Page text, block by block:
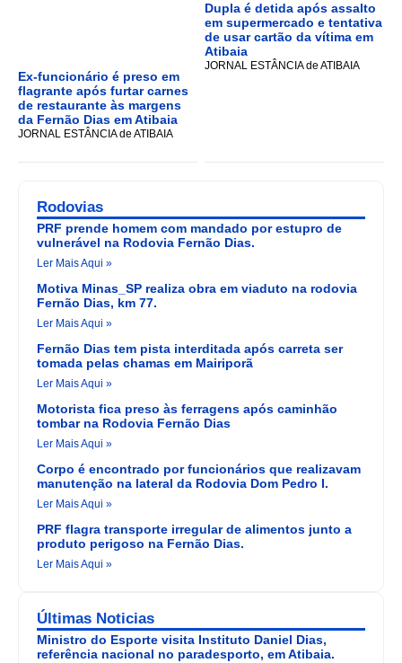
Ex-funcionário é preso em
flagrante após furtar carnes
de restaurante às margens
da Fernão Dias em Atibaia
JORNAL ESTÂNCIA de ATIBAIA
Dupla é detida após assalto
em supermercado e tentativa
de usar cartão da vítima em
Atibaia
JORNAL ESTÂNCIA de ATIBAIA
Rodovias
PRF prende homem com mandado por estupro de
vulnerável na Rodovia Fernão Dias.
Ler Mais Aqui »
Motiva Minas_SP realiza obra em viaduto na rodovia
Fernão Dias, km 77.
Ler Mais Aqui »
Fernão Dias tem pista interditada após carreta ser
tomada pelas chamas em Mairiporã
Ler Mais Aqui »
Motorista fica preso às ferragens após caminhão
tombar na Rodovia Fernão Dias
Ler Mais Aqui »
Corpo é encontrado por funcionários que realizavam
manutenção na lateral da Rodovia Dom Pedro I.
Ler Mais Aqui »
PRF flagra transporte irregular de alimentos junto a
produto perigoso na Fernão Dias.
Ler Mais Aqui »
Últimas Noticias
Ministro do Esporte visita Instituto Daniel Dias,
referência nacional no paradesporto, em Atibaia.